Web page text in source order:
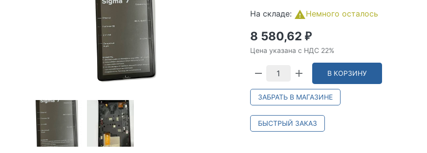
На складе:
Немного осталось
8 580,62 ₽
Цена указана с НДС 22%
В КОРЗИНУ
ЗАБРАТЬ В МАГАЗИНЕ
БЫСТРЫЙ ЗАКАЗ